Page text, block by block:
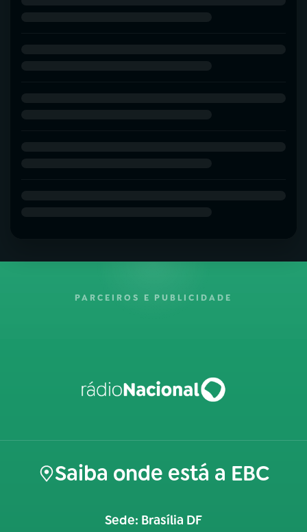
PARCEIROS E PUBLICIDADE
Saiba onde está a EBC
Sede: Brasília DF